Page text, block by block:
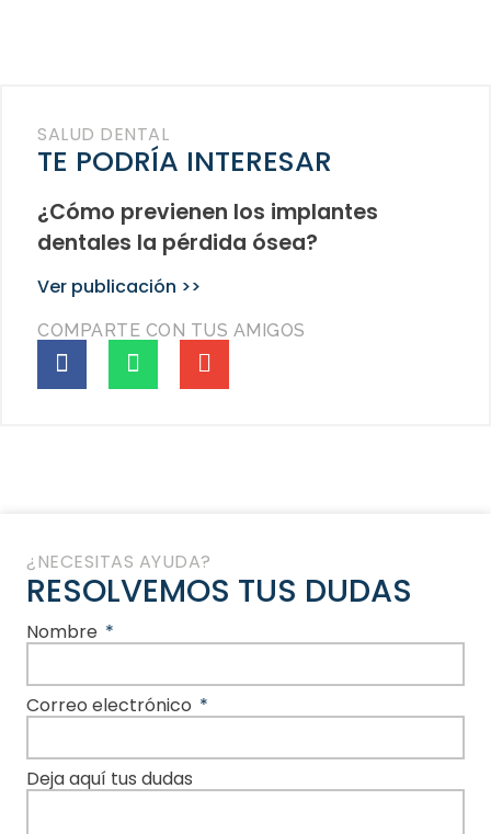
SALUD DENTAL
TE PODRÍA INTERESAR
¿Cómo previenen los implantes
dentales la pérdida ósea?
Ver publicación >>
COMPARTE CON TUS AMIGOS
¿NECESITAS AYUDA?
RESOLVEMOS TUS DUDAS
Nombre
Correo electrónico
Deja aquí tus dudas